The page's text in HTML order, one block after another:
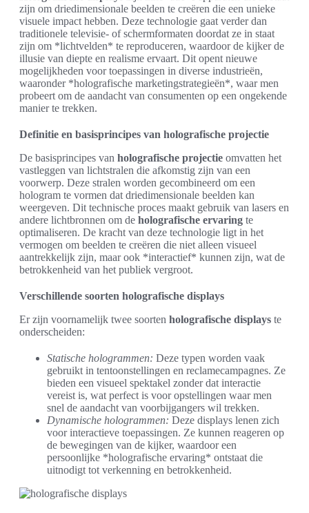
zijn om driedimensionale beelden te creëren die een unieke
visuele impact hebben. Deze technologie gaat verder dan
traditionele televisie- of schermformaten doordat ze in staat
zijn om *lichtvelden* te reproduceren, waardoor de kijker de
illusie van diepte en realisme ervaart. Dit opent nieuwe
mogelijkheden voor toepassingen in diverse industrieën,
waaronder *holografische marketingstrategieën*, waar men
probeert om de aandacht van consumenten op een ongekende
manier te trekken.
Definitie en basisprincipes van holografische projectie
De basisprincipes van holografische projectie omvatten het
vastleggen van lichtstralen die afkomstig zijn van een
voorwerp. Deze stralen worden gecombineerd om een
hologram te vormen dat driedimensionale beelden kan
weergeven. Dit technische proces maakt gebruik van lasers en
andere lichtbronnen om de holografische ervaring te
optimaliseren. De kracht van deze technologie ligt in het
vermogen om beelden te creëren die niet alleen visueel
aantrekkelijk zijn, maar ook *interactief* kunnen zijn, wat de
betrokkenheid van het publiek vergroot.
Verschillende soorten holografische displays
Er zijn voornamelijk twee soorten holografische displays te
onderscheiden:
Statische hologrammen: Deze typen worden vaak
gebruikt in tentoonstellingen en reclamecampagnes. Ze
bieden een visueel spektakel zonder dat interactie
vereist is, wat perfect is voor opstellingen waar men
snel de aandacht van voorbijgangers wil trekken.
Dynamische hologrammen: Deze displays lenen zich
voor interactieve toepassingen. Ze kunnen reageren op
de bewegingen van de kijker, waardoor een
persoonlijke *holografische ervaring* ontstaat die
uitnodigt tot verkenning en betrokkenheid.